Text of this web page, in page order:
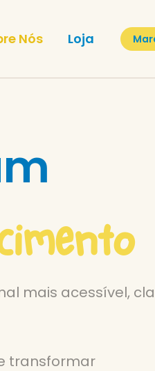
Nós Loja
mais acessível,
transformar